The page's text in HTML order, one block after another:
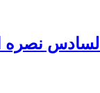
بذكرى 27 عيد